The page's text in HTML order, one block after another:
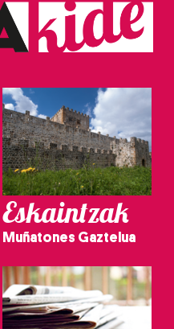
Eskaintzak
Muñatones Gaztelua